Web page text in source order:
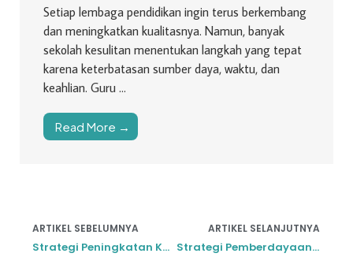
Setiap lembaga pendidikan ingin terus berkembang
dan meningkatkan kualitasnya. Namun, banyak
sekolah kesulitan menentukan langkah yang tepat
karena keterbatasan sumber daya, waktu, dan
keahlian. Guru ...
Read More →
ARTIKEL SEBELUMNYA
Strategi Peningkatan Kualitas Sekolah Berbasis Data
ARTIKEL SELANJUTNYA
Strategi Pemberdayaan Generasi Muda